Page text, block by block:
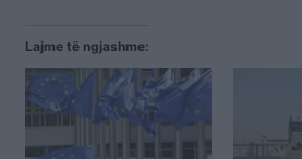
Lajme të ngjashme: